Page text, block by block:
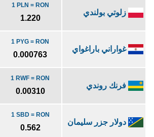
زلوتي بولندي
1 PLN = RON
1.220
غواراني باراغواي
1 PYG = RON
0.000763
فرنك روندي
1 RWF = RON
0.00310
دولار جزر سليمان
1 SBD = RON
0.562